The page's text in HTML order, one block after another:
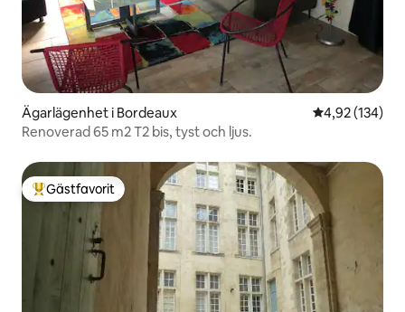
Ägarlägenhet i Bordeaux 4,92 av 5 i
4,92 (134)
Renoverad 65 m2 T2 bis, tyst och ljus.
Populär gästfavorit
Gästfavorit